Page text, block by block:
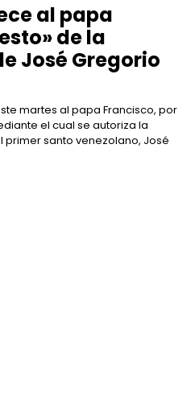
al papa
de la
José Gregorio
martes al papa Francisco, por
el cual se autoriza la
santo venezolano, José